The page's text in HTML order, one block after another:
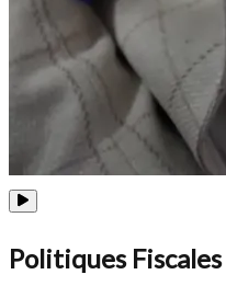
Politiques